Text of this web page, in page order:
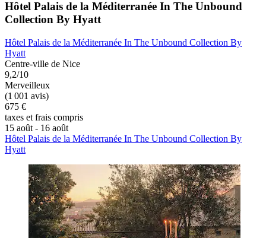
Hôtel Palais de la Méditerranée In The Unbound
Collection By Hyatt
Hôtel Palais de la Méditerranée In The Unbound Collection By
Hyatt
Centre-ville de Nice
9,2/10
Merveilleux
(1 001 avis)
675 €
taxes et frais compris
15 août - 16 août
Hôtel Palais de la Méditerranée In The Unbound Collection By
Hyatt